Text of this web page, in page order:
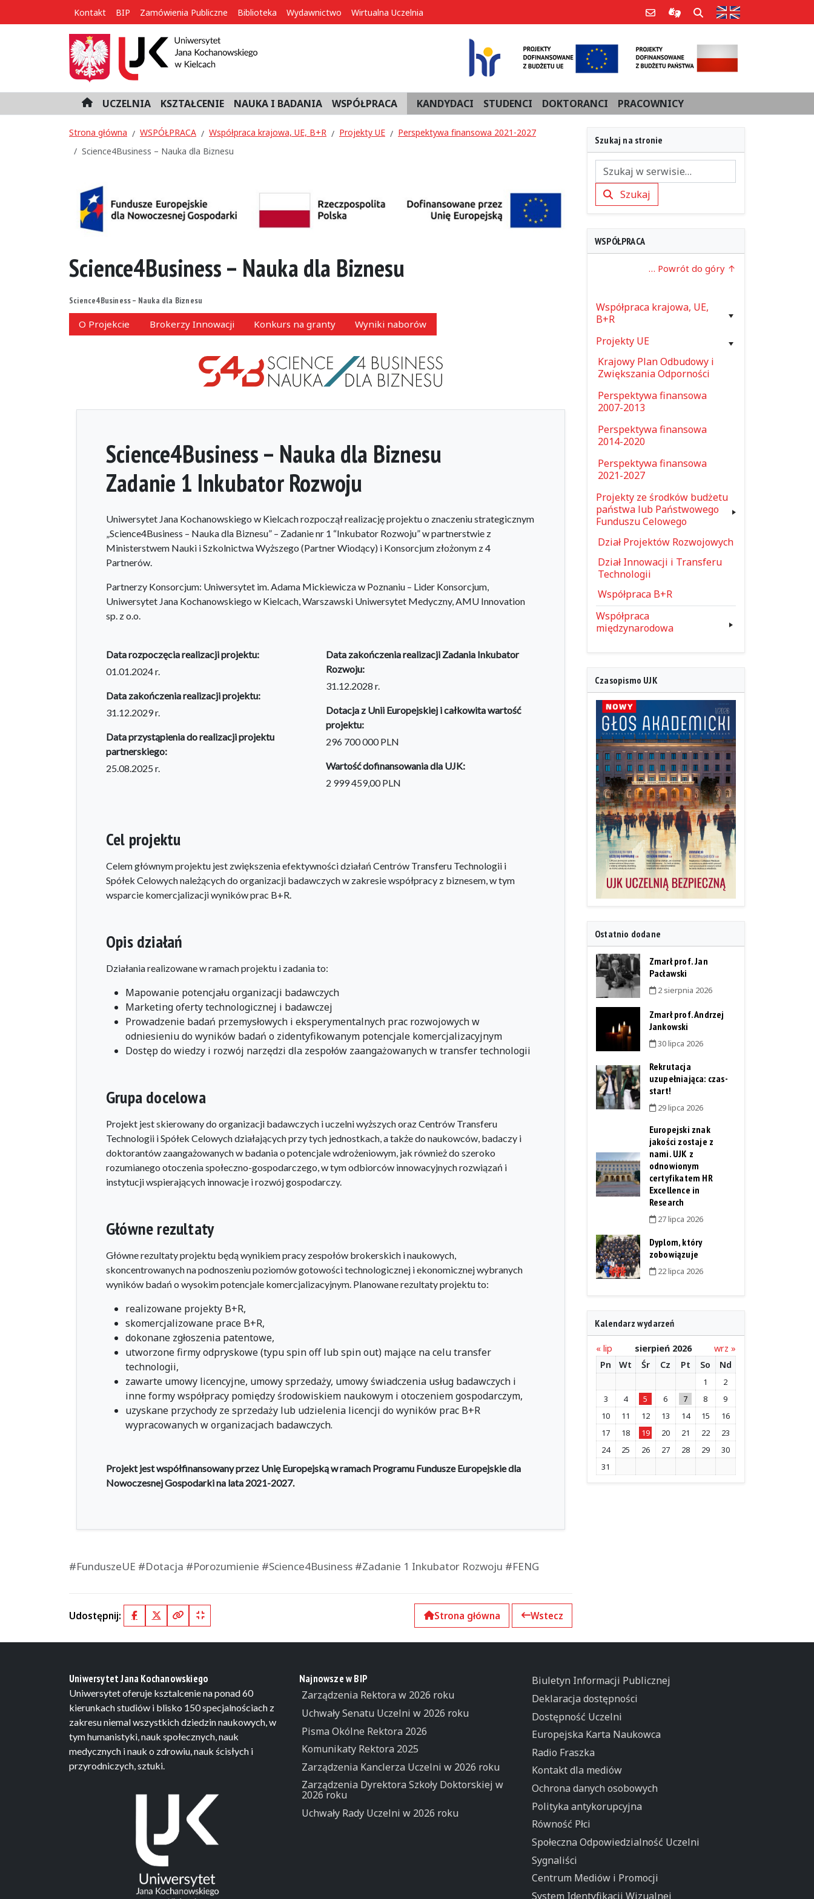
Kontakt BIP Zamówienia Publiczne Biblioteka Wydawnictwo Wirtualna Uczelnia Poczta e-mailInformacje dla użytkowników
Szukaj Strona w języku
H
o
m
UCZELNIA KSZTAŁCENIE NAUKA I BADANIA WSPÓŁPRACA KANDYDACI STUDENCI DOKTORANCI PRACOWNICY
Strona główna WSPÓŁPRACA Współpraca krajowa, UE, B+R Projekty UE
Perspektywa finansowa 2021-2027
Science4Business – Nauka dla Biznesu
Science4Business – Nauka dla Biznesu
Science4Business – Nauka dla Biznesu
O Projekcie Brokerzy Innowacji Konkurs na granty Wyniki naborów
Science4Business – Nauka dla Biznesu
Zadanie 1 Inkubator Rozwoju
Uniwersytet Jana Kochanowskiego w Kielcach rozpoczął realizację projektu o znaczeniu strategicznym
„Science4Business – Nauka dla Biznesu” – Zadanie nr 1 “Inkubator Rozwoju” w partnerstwie z
Ministerstwem Nauki i Szkolnictwa Wyższego (Partner Wiodący) i Konsorcjum złożonym z 4
Partnerów.
Partnerzy Konsorcjum: Uniwersytet im. Adama Mickiewicza w Poznaniu – Lider Konsorcjum,
Uniwersytet Jana Kochanowskiego w Kielcach, Warszawski Uniwersytet Medyczny, AMU Innovation
sp. z o.o.
Data rozpoczęcia realizacji projektu:
01.01.2024 r.
Data zakończenia realizacji projektu:
31.12.2029 r.
Data przystąpienia do realizacji projektu
partnerskiego:
25.08.2025 r.
Data zakończenia realizacji Zadania Inkubator
Rozwoju:
31.12.2028 r.
Dotacja z Unii Europejskiej i całkowita wartość
projektu:
296 700 000 PLN
Wartość dofinansowania dla UJK:
2 999 459,00 PLN
Cel projektu
Celem głównym projektu jest zwiększenia efektywności działań Centrów Transferu Technologii i
Spółek Celowych należących do organizacji badawczych w zakresie współpracy z biznesem, w tym
wsparcie komercjalizacji wyników prac B+R.
Opis działań
Działania realizowane w ramach projektu i zadania to:
Mapowanie potencjału organizacji badawczych
Marketing oferty technologicznej i badawczej
Prowadzenie badań przemysłowych i eksperymentalnych prac rozwojowych w
odniesieniu do wyników badań o zidentyfikowanym potencjale komercjalizacyjnym
Dostęp do wiedzy i rozwój narzędzi dla zespołów zaangażowanych w transfer technologii
Grupa docelowa
Projekt jest skierowany do organizacji badawczych i uczelni wyższych oraz Centrów Transferu
Technologii i Spółek Celowych działających przy tych jednostkach, a także do naukowców, badaczy i
doktorantów zaangażowanych w badania o potencjale wdrożeniowym, jak również do szeroko
rozumianego otoczenia społeczno-gospodarczego, w tym odbiorców innowacyjnych rozwiązań i
instytucji wspierających innowacje i rozwój gospodarczy.
Główne rezultaty
Główne rezultaty projektu będą wynikiem pracy zespołów brokerskich i naukowych,
skoncentrowanych na podnoszeniu poziomów gotowości technologicznej i ekonomicznej wybranych
wyników badań o wysokim potencjale komercjalizacyjnym. Planowane rezultaty projektu to:
realizowane projekty B+R,
skomercjalizowane prace B+R,
dokonane zgłoszenia patentowe,
utworzone firmy odpryskowe (typu spin off lub spin out) mające na celu transfer
technologii,
zawarte umowy licencyjne, umowy sprzedaży, umowy świadczenia usług badawczych i
inne formy współpracy pomiędzy środowiskiem naukowym i otoczeniem gospodarczym,
uzyskane przychody ze sprzedaży lub udzielenia licencji do wyników prac B+R
wypracowanych w organizacjach badawczych.
Projekt jest współfinansowany przez Unię Europejską w ramach Programu Fundusze Europejskie dla
Nowoczesnej Gospodarki na lata 2021-2027.
#FunduszeUE #Dotacja #Porozumienie #Science4Business #Zadanie 1 Inkubator Rozwoju #FENG
Udostępnij: FacebookX (Twitter)
Kopiuj pełny link
Kopiuj krótki link Strona główna Wstecz
Szukaj na stronie
SzukajSzukaj
WSPÓŁPRACA
… Powrót do góry
Współpraca krajowa, UE,
B+R
Projekty UE
Krajowy Plan Odbudowy i
Zwiększania Odporności
Perspektywa finansowa
2007-2013
Perspektywa finansowa
2014-2020
Perspektywa finansowa
2021-2027
Projekty ze środków budżetu
państwa lub Państwowego
Funduszu Celowego
Dział Projektów Rozwojowych
Dział Innowacji i Transferu
Technologii
Współpraca B+R
Współpraca
międzynarodowa
Czasopismo UJK
Ostatnio dodane
Zmarł prof. Jan
Pacławski
2 sierpnia 2026
Zmarł prof. Andrzej
Jankowski
30 lipca 2026
Rekrutacja
uzupełniająca: czas-
start!
29 lipca 2026
Europejski znak
jakości zostaje z
nami. UJK z
odnowionym
certyfikatem HR
Excellence in
Research
27 lipca 2026
Dyplom, który
zobowiązuje
22 lipca 2026
Kalendarz wydarzeń
« lip sierpień 2026
wrz »
Pn
Wt Śr Cz Pt So Nd
1
2
3
4 5 6 7 8
9
10
11 12 13 14 15
16
17
18 19 20 21 22
23
24
25 26 27 28 29
30
31
Uniwersytet Jana Kochanowskiego
Uniwersytet oferuje ksztalcenie na ponad 60
kierunkach studiów i blisko 150 specjalnościach z
zakresu niemal wszystkich dziedzin naukowych, w
tym humanistyki, nauk społecznych, nauk
medycznych i nauk o zdrowiu, nauk ścisłych i
przyrodniczych, sztuki.
Najnowsze w BIP
Zarządzenia Rektora w 2026 roku
Uchwały Senatu Uczelni w 2026 roku
Pisma Okólne Rektora 2026
Komunikaty Rektora 2025
Zarządzenia Kanclerza Uczelni w 2026 roku
Zarządzenia Dyrektora Szkoły Doktorskiej w
2026 roku
Uchwały Rady Uczelni w 2026 roku
Biuletyn Informacji Publicznej
Deklaracja dostępności
Dostępność Uczelni
Europejska Karta Naukowca
Radio Fraszka
Kontakt dla mediów
Ochrona danych osobowych
Polityka antykorupcyjna
Równość Płci
Społeczna Odpowiedzialność Uczelni
Sygnaliści
Centrum Mediów i Promocji
System Identyfikacji Wizualnej